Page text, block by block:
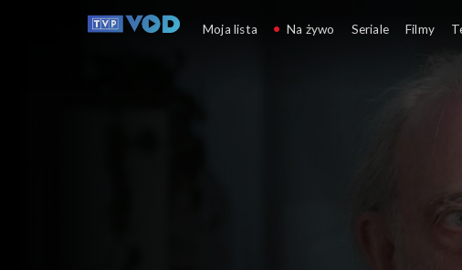
O milimetr
Moja lista Na żywo Seriale Filmy